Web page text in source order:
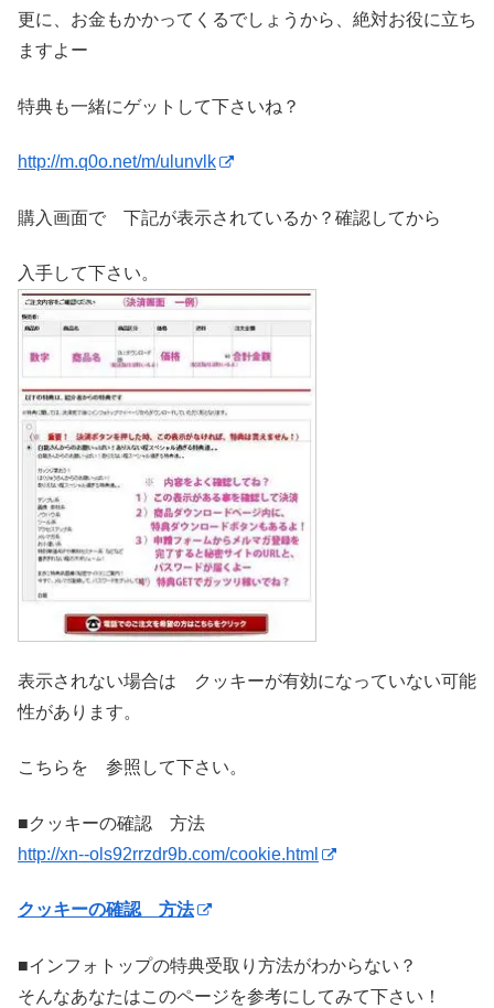
更に、お金もかかってくるでしょうから、絶対お役に立ち
ますよー
特典も一緒にゲットして下さいね？
http://m.q0o.net/m/ulunvlk
購入画面で 下記が表示されているか？確認してから
入手して下さい。
表示されない場合は クッキーが有効になっていない可能
性があります。
こちらを 参照して下さい。
■クッキーの確認 方法
http://xn--ols92rrzdr9b.com/cookie.html
クッキーの確認 方法
■インフォトップの特典受取り方法がわからない？
そんなあなたはこのページを参考にしてみて下さい！